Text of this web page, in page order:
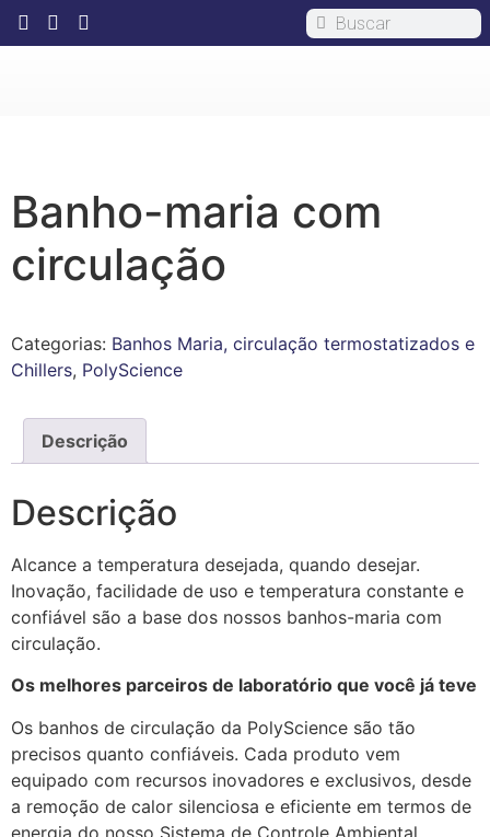
Banho-maria com
circulação
Categorias: Banhos Maria, circulação termostatizados e
Chillers, PolyScience
Descrição
Descrição
Alcance a temperatura desejada, quando desejar.
Inovação, facilidade de uso e temperatura constante e
confiável são a base dos nossos banhos-maria com
circulação.
Os melhores parceiros de laboratório que você já teve
Os banhos de circulação da PolyScience são tão
precisos quanto confiáveis. Cada produto vem
equipado com recursos inovadores e exclusivos, desde
a remoção de calor silenciosa e eficiente em termos de
energia do nosso Sistema de Controle Ambiental